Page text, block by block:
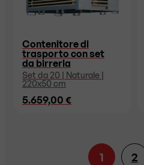
Contenitore di
trasporto con set
da birreria
Set da 20 | Naturale |
220x50 cm
5.659,00 €
1 2